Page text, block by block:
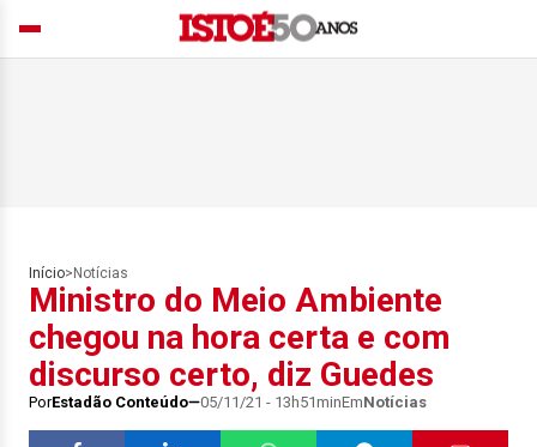
Início> Notícias
Ministro do Meio Ambiente
chegou na hora certa e com
discurso certo, diz Guedes
PorEstadão Conteúdo 05/11/21 - 13h51minEmNotícias